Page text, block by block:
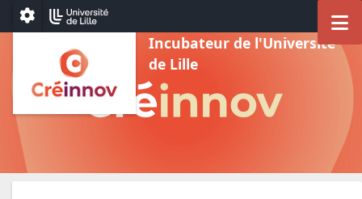
Aller au menu
Aller au contenu
Aller au pied de page
Paramétrage
Incubateur de l'Université
de Lille